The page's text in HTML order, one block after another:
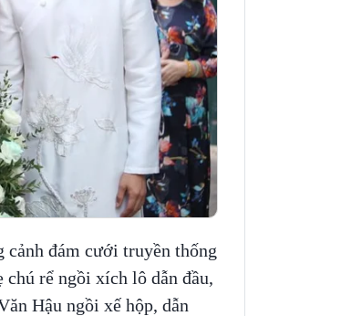
cảnh đám cưới truyền thống
rể ngồi xích lô dẫn đầu,
Hậu ngồi xế hộp, dẫn